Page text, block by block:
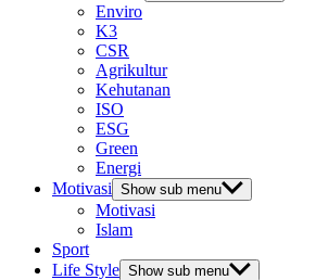
Enviro
K3
CSR
Agrikultur
Kehutanan
ISO
ESG
Green
Energi
Motivasi Show sub menu
Motivasi
Islam
Sport
Life Style Show sub menu